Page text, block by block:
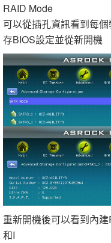
RAID Mode
可以從插孔資訊看到每
存BIOS設定並從新開機
重新開機後可以看到內
和I